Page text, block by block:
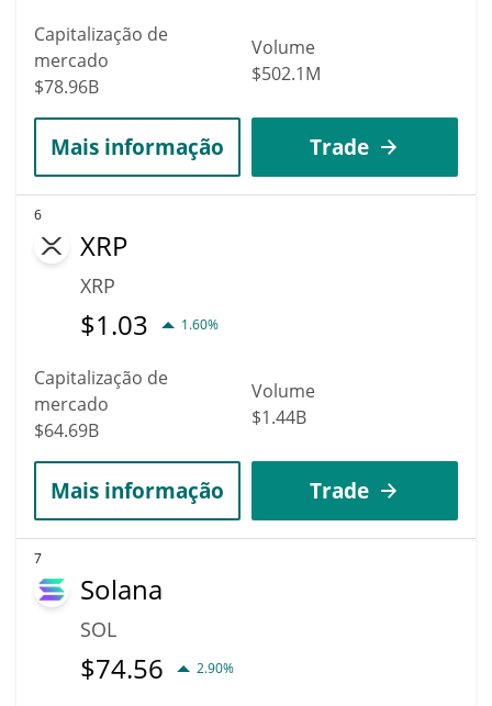
Capitalização de
mercado
$78.96B
Volume
$502.1M
Mais informação Trade
6
XRP
XRP
$1.03 1.60%
Capitalização de
mercado
$64.69B
Volume
$1.44B
Mais informação Trade
7
Solana
SOL
$74.56 2.90%